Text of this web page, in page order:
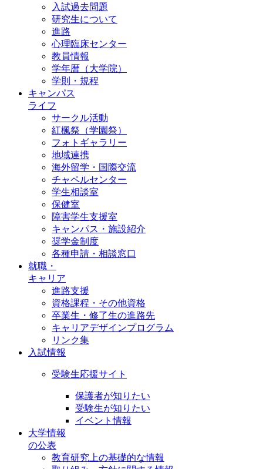
入試過去問題
研究生について
進路
心理臨床センター
教員情報
学年暦（大学院）
学則・規程
キャンパス
ライフ
サークル活動
紅楓祭（学園祭）
フォトギャラリー
地域連携
海外留学・国際交流
チャペルセンター
学生相談室
保健室
障害学生支援室
キャンパス・施設紹介
奨学金制度
各種申請・相談窓口
就職・
キャリア
進路支援
資格課程・その他資格
卒業生・修了生の進路先
キャリアデザインプログラム
リンク集
入試情報
受験生応援サイト
保護者が知りたい
受験生が知りたい
イベント情報
大学情報
の公表
教育研究上の基礎的な情報